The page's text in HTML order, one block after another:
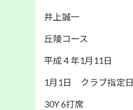
井上誠一
丘陵コース
平成４年1月11日
1月1日 クラブ指定日
30Y 6打席